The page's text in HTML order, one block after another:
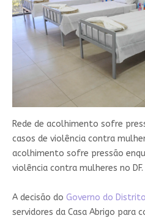
Rede de acolhimento sofre
casos de violência contra
acolhimento sofre pressão
violência contra mulheres no DF.
A decisão do Governo do Distrito
servidores da Casa Abrigo para